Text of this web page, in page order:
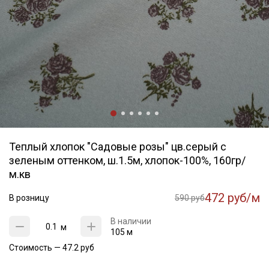
Теплый хлопок "Садовые розы" цв.серый с
зеленым оттенком, ш.1.5м, хлопок-100%, 160гр/
м.кв
В розницу 590 руб472 руб/м
м
В наличии
105 м
Стоимость — 47.2 руб